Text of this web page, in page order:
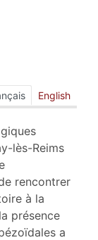
English
lès-Reims
rencontrer
à la
présence
a